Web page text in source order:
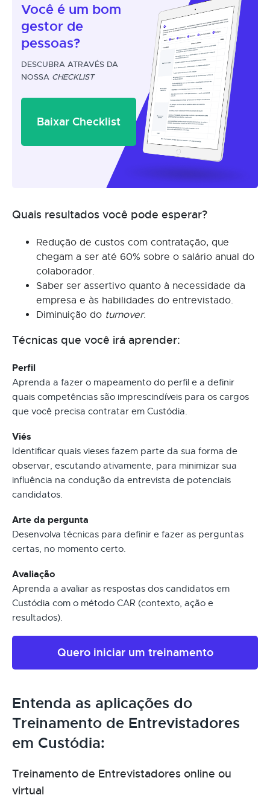
Você é um bom
gestor de
pessoas?
DESCUBRA ATRAVÉS DA
NOSSA CHECKLIST
Baixar Checklist
Quais resultados você pode esperar?
Redução de custos com contratação, que
chegam a ser até 60% sobre o salário anual do
colaborador.
Saber ser assertivo quanto à necessidade da
empresa e às habilidades do entrevistado.
Diminuição do turnover.
Técnicas que você irá aprender:
Perfil
Aprenda a fazer o mapeamento do perfil e a definir
quais competências são imprescindíveis para os cargos
que você precisa contratar em Custódia.
Viés
Identificar quais vieses fazem parte da sua forma de
observar, escutando ativamente, para minimizar sua
influência na condução da entrevista de potenciais
candidatos.
Arte da pergunta
Desenvolva técnicas para definir e fazer as perguntas
certas, no momento certo.
Avaliação
Aprenda a avaliar as respostas dos candidatos em
Custódia com o método CAR (contexto, ação e
resultados).
Quero iniciar um treinamento
Entenda as aplicações do
Treinamento de Entrevistadores
em Custódia:
Treinamento de Entrevistadores online ou
virtual